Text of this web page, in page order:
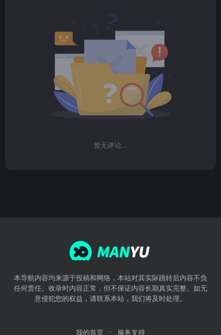
暂无评论...
本导航内容均来源于投稿和网络，本站对其实际跳转后内容不负
任何责任。收录时内容正常，但不保证内容长期真实完整。如无
意侵犯您的权益，请联系本站，我们将及时处理。
我的首页 服务支持